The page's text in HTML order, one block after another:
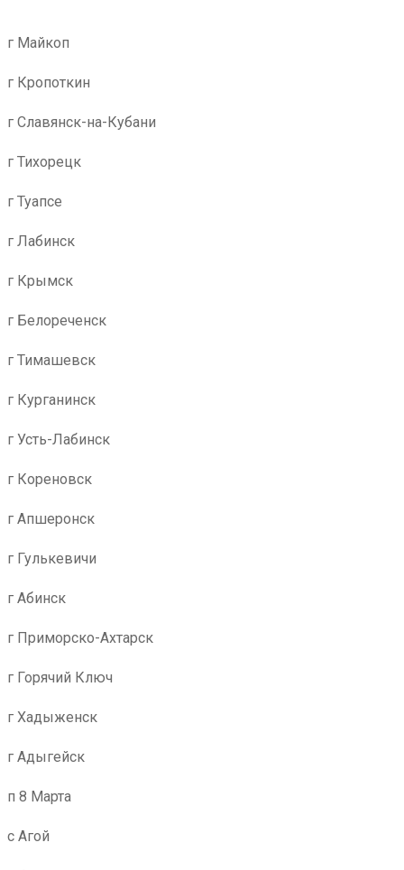
г Майкоп
г Кропоткин
г Славянск-на-Кубани
г Тихорецк
г Туапсе
г Лабинск
г Крымск
г Белореченск
г Тимашевск
г Курганинск
г Усть-Лабинск
г Кореновск
г Апшеронск
г Гулькевичи
г Абинск
г Приморско-Ахтарск
г Горячий Ключ
г Хадыженск
г Адыгейск
п 8 Марта
с Агой